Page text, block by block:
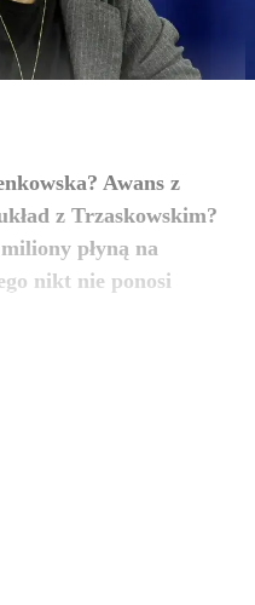
Awans z
z Trzaskowskim?
płyną na
nikt nie ponosi
więcej